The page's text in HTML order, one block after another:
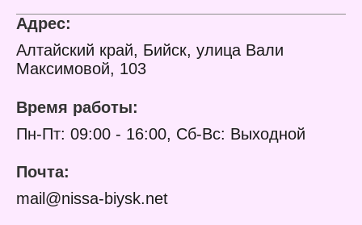
Адрес:
Алтайский край, Бийск, улица Вали
Максимовой, 103
Время работы:
Пн-Пт: 09:00 - 16:00, Сб-Вс: Выходной
Почта:
mail@nissa-biysk.net